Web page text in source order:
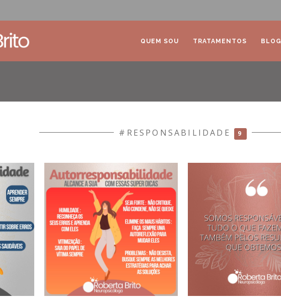
QUEM SOU TRATAMENTOS BLOG
#RESPONSABILIDADE 9